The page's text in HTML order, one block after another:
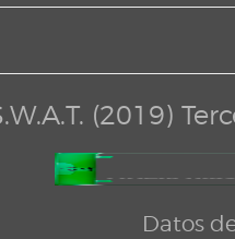
(2019)
Datos